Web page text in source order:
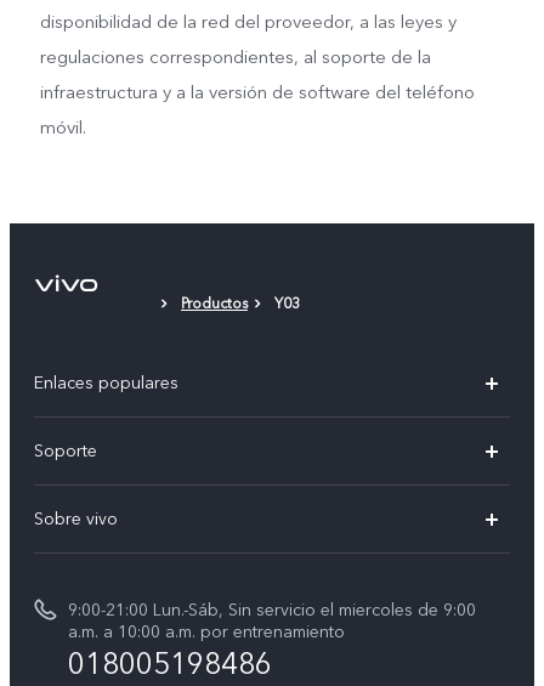
disponibilidad de la red del proveedor, a las leyes y
regulaciones correspondientes, al soporte de la
infraestructura y a la versión de software del teléfono
móvil.
Productos Y03
Enlaces populares
V70
V70 FE
Y11d
Soporte
Centro de servicio
Verificación de IMEI
Consulta el Precio de los Repuestos
Sobre vivo
Noticias
Empleos en vivo
9:00-21:00 Lun.-Sáb, Sin servicio el miercoles de 9:00
a.m. a 10:00 a.m. por entrenamiento
018005198486